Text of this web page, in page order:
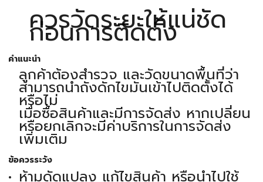
ควรวัดระยะให้แน่ชัด
ก่อนการติดตั้ง
คำแนะนำ
ลูกค้าต้องสำรวจ และวัดขนาดพื้นที่ว่า
สามารถนำถังดักไขมันเข้าไปติดตั้งได้
หรือไม่
เมื่อซื้อสินค้าและมีการจัดส่ง หากเปลี่ยน
หรือยกเลิกจะมีค่าบริการในการจัดส่ง
เพิ่มเติม
ข้อควรระวัง
ห้ามดัดแปลง แก้ไขสินค้า หรือนำไปใช้